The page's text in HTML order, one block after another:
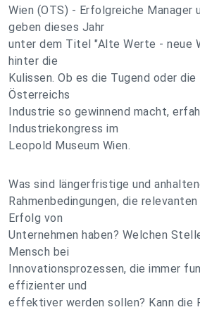
Wien (OTS) - Erfolgreiche Manager
geben dieses Jahr
unter dem Titel "Alte Werte - neue
hinter die
Kulissen. Ob es die Tugend oder
Österreichs
Industrie so gewinnend macht,
Industriekongress im
Leopold Museum Wien.
Was sind längerfristige und
Rahmenbedingungen, die
Erfolg von
Unternehmen haben? Welchen
Mensch bei
Innovationsprozessen, die immer
effizienter und
effektiver werden sollen? Kann die